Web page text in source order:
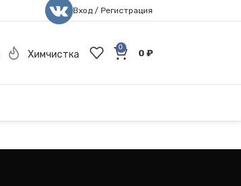
Вход / Регистрация
Химчистка
0
0 ₽